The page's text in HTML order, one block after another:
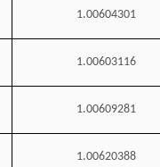
1.00604301
1.00603116
1.00609281
1.00620388